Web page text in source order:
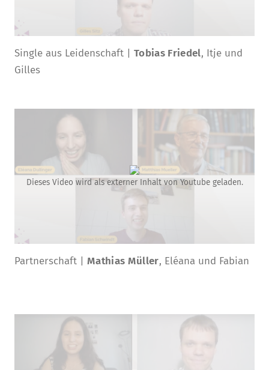
Single aus Leidenschaft | Tobias Friedel, Itje und
Gilles
Dieses Video wird als externer Inhalt von Youtube geladen.
Partnerschaft | Mathias Müller, Eléana und Fabian